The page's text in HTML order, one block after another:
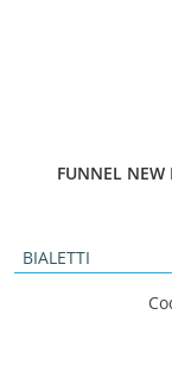
FUNNEL
BIALETTI